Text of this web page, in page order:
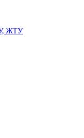
ЖТУ